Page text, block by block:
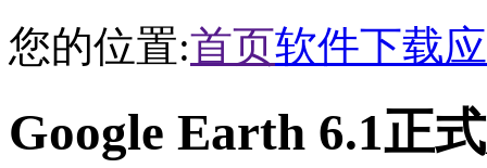
您的位置:首页软件下载
Google Earth 6.1正